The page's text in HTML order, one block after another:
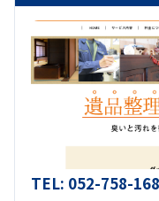
TEL: 052-758-